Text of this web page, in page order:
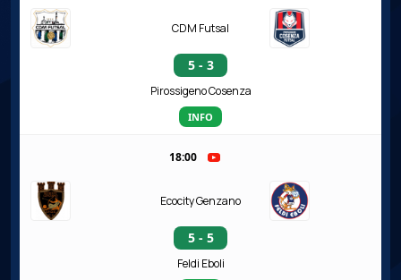
CDM Futsal
5 - 3
Pirossigeno Cosenza
INFO
18:00
Ecocity Genzano
5 - 5
Feldi Eboli